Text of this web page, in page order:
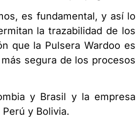
es fundamental, y así lo
la trazabilidad de los
que la Pulsera Wardoo es
segura de los procesos
y Brasil y la empresa
y Bolivia.